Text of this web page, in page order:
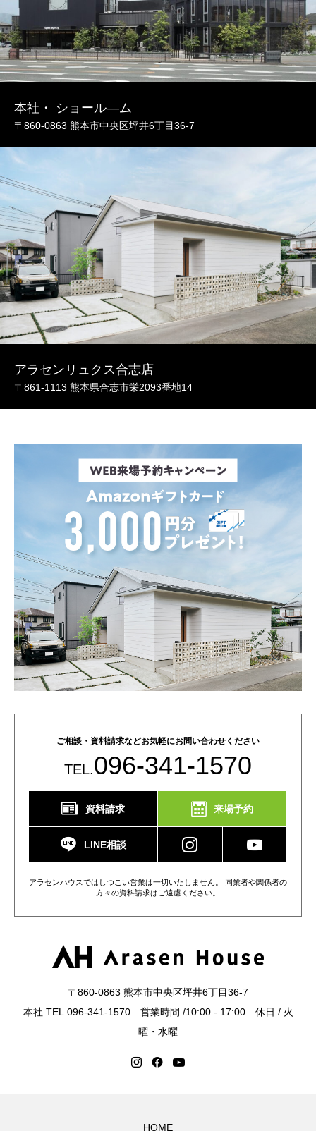
本社・ ショール―ム
〒860-0863 熊本市中央区坪井6丁目36-7
アラセンリュクス合志店
〒861-1113 熊本県合志市栄2093番地14
ご相談・資料請求などお気軽にお問い合わせください
TEL.096-341-1570
資料請求 来場予約
LINE相談
アラセンハウスではしつこい営業は一切いたしません。 同業者や関係者の
方々の資料請求はご遠慮ください。
〒860-0863 熊本市中央区坪井6丁目36-7
本社 TEL.096-341-1570 営業時間 /10:00 - 17:00 休日 / 火
曜・水曜
HOME